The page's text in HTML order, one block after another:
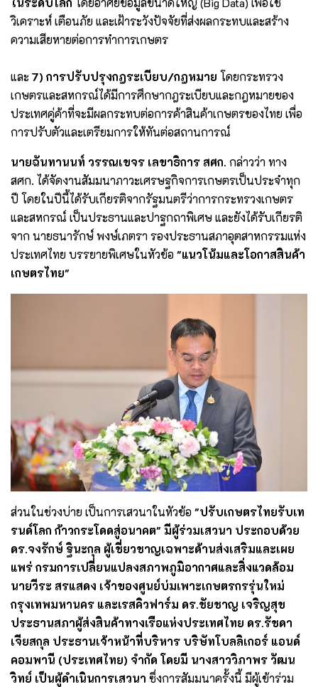
วิเคราะห์ เตือนภัย และเฝ้าระวังปัจจัยที่ส่งผลกระทบและสร้าง
ความเสียหายต่อการทำการเกษตร
และ 7) การปรับปรุงกฎระเบียบ/กฎหมาย โดยกระทรวง
เกษตรและสหกรณ์ได้มีการศึกษากฎระเบียบและกฎหมายของ
ประเทศคู่ค้าที่จะมีผลกระทบต่อการค้าสินค้าเกษตรของไทย เพื่อ
การปรับตัวและเตรียมการให้ทันต่อสถานการณ์
นายฉันทานนท์ วรรณเขจร เลขาธิการ สศก. กล่าวว่า ทาง
สศก. ได้จัดงานสัมมนาภาวะเศรษฐกิจการเกษตรเป็นประจำทุก
ปี โดยในปีนี้ได้รับเกียรติจากรัฐมนตรีว่าการกระทรวงเกษตร
และสหกรณ์ เป็นประธานและปาฐกถาพิเศษ และยังได้รับเกียรติ
จาก นายธนารักษ์ พงษ์เภตรา รองประธานสภาอุตสาหกรรมแห่ง
ประเทศไทย บรรยายพิเศษในหัวข้อ"แนวโน้มและโอกาสสินค้า
เกษตรไทย"
ส่วนในช่วงบ่าย เป็นการเสวนาในหัวข้อ"ปรับเกษตรไทยรับเท
รนด์โลก ก้าวกระโดดสู่อนาคต" มีผู้ร่วมเสวนา ประกอบด้วย
ดร.จงรักษ์ ฐินะกุล ผู้เชี่ยวชาญเฉพาะด้านส่งเสริมและเผย
แพร่ กรมการเปลี่ยนแปลงสภาพภูมิอากาศและสิ่งแวดล้อม
นายวีระ สรแสดง เจ้าของศูนย์บ่มเพาะเกษตรกรรุ่นใหม่
กรุงเทพมหานคร และเรสคิวฟาร์ม ดร.ชัยชาญ เจริญสุข
ประธานสภาผู้ส่งสินค้าทางเรือแห่งประเทศไทย ดร.รัชดา
เจียสกุล ประธานเจ้าหน้าที่บริหาร บริษัทโบลลิเกอร์ แอนด์
คอมพานี (ประเทศไทย) จำกัด โดยมี นางสาววิภาพร วัฒน
วิทย์ เป็นผู้ดำเนินการเสวนา ซึ่งการสัมมนาครั้งนี้ มีผู้เข้าร่วม